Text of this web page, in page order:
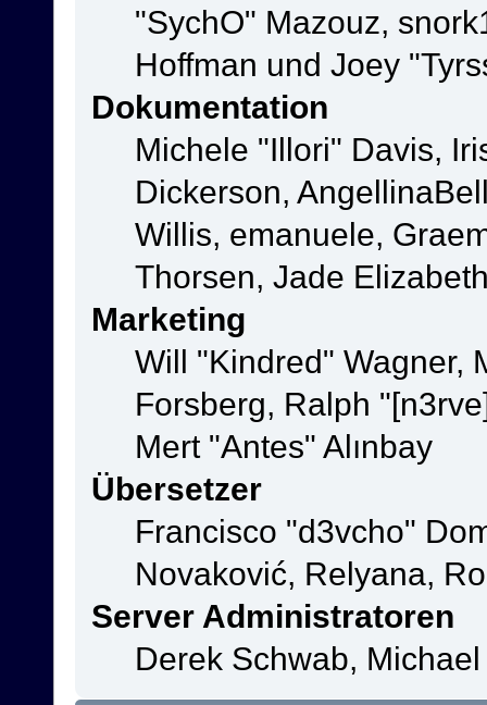
"SychO" Mazouz,
Hoffman und Joey
Dokumentation
Michele "Illori" Davis,
Dickerson,
Willis, emanuele,
Thorsen, Jade
Marketing
Will "Kindred" Wagner,
Forsberg, Ralph
Mert "Antes" Alınbay
Übersetzer
Francisco "d3vcho"
Novaković, Relyana,
Server Administratoren
Derek Schwab,